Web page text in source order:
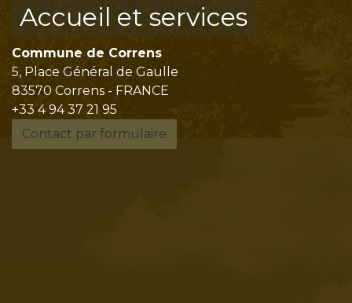
Accueil et services
Commune de Correns
5, Place Général de Gaulle
83570 Correns - FRANCE
+33 4 94 37 21 95
Contact par formulaire